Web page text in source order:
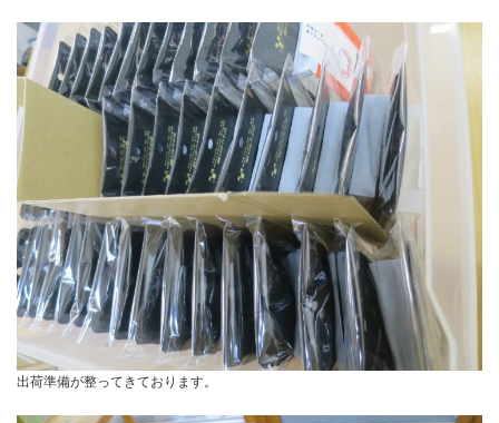
出荷準備が整ってきております。